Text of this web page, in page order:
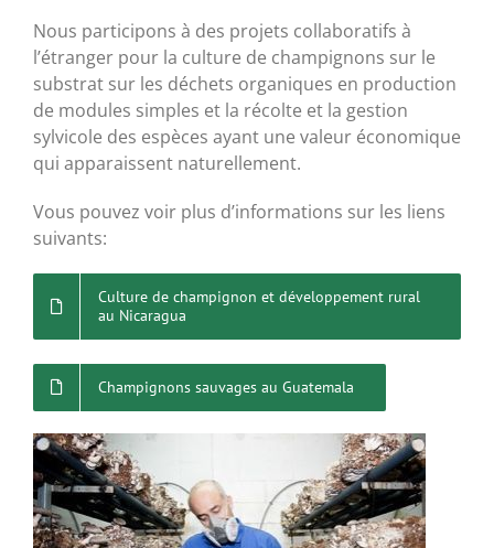
Nous participons à des projets collaboratifs à
l’étranger pour la culture de champignons sur le
substrat sur les déchets organiques en production
de modules simples et la récolte et la gestion
sylvicole des espèces ayant une valeur économique
qui apparaissent naturellement.
Vous pouvez voir plus d’informations sur les liens
suivants:
Culture de champignon et développement rural
au Nicaragua
Champignons sauvages au Guatemala